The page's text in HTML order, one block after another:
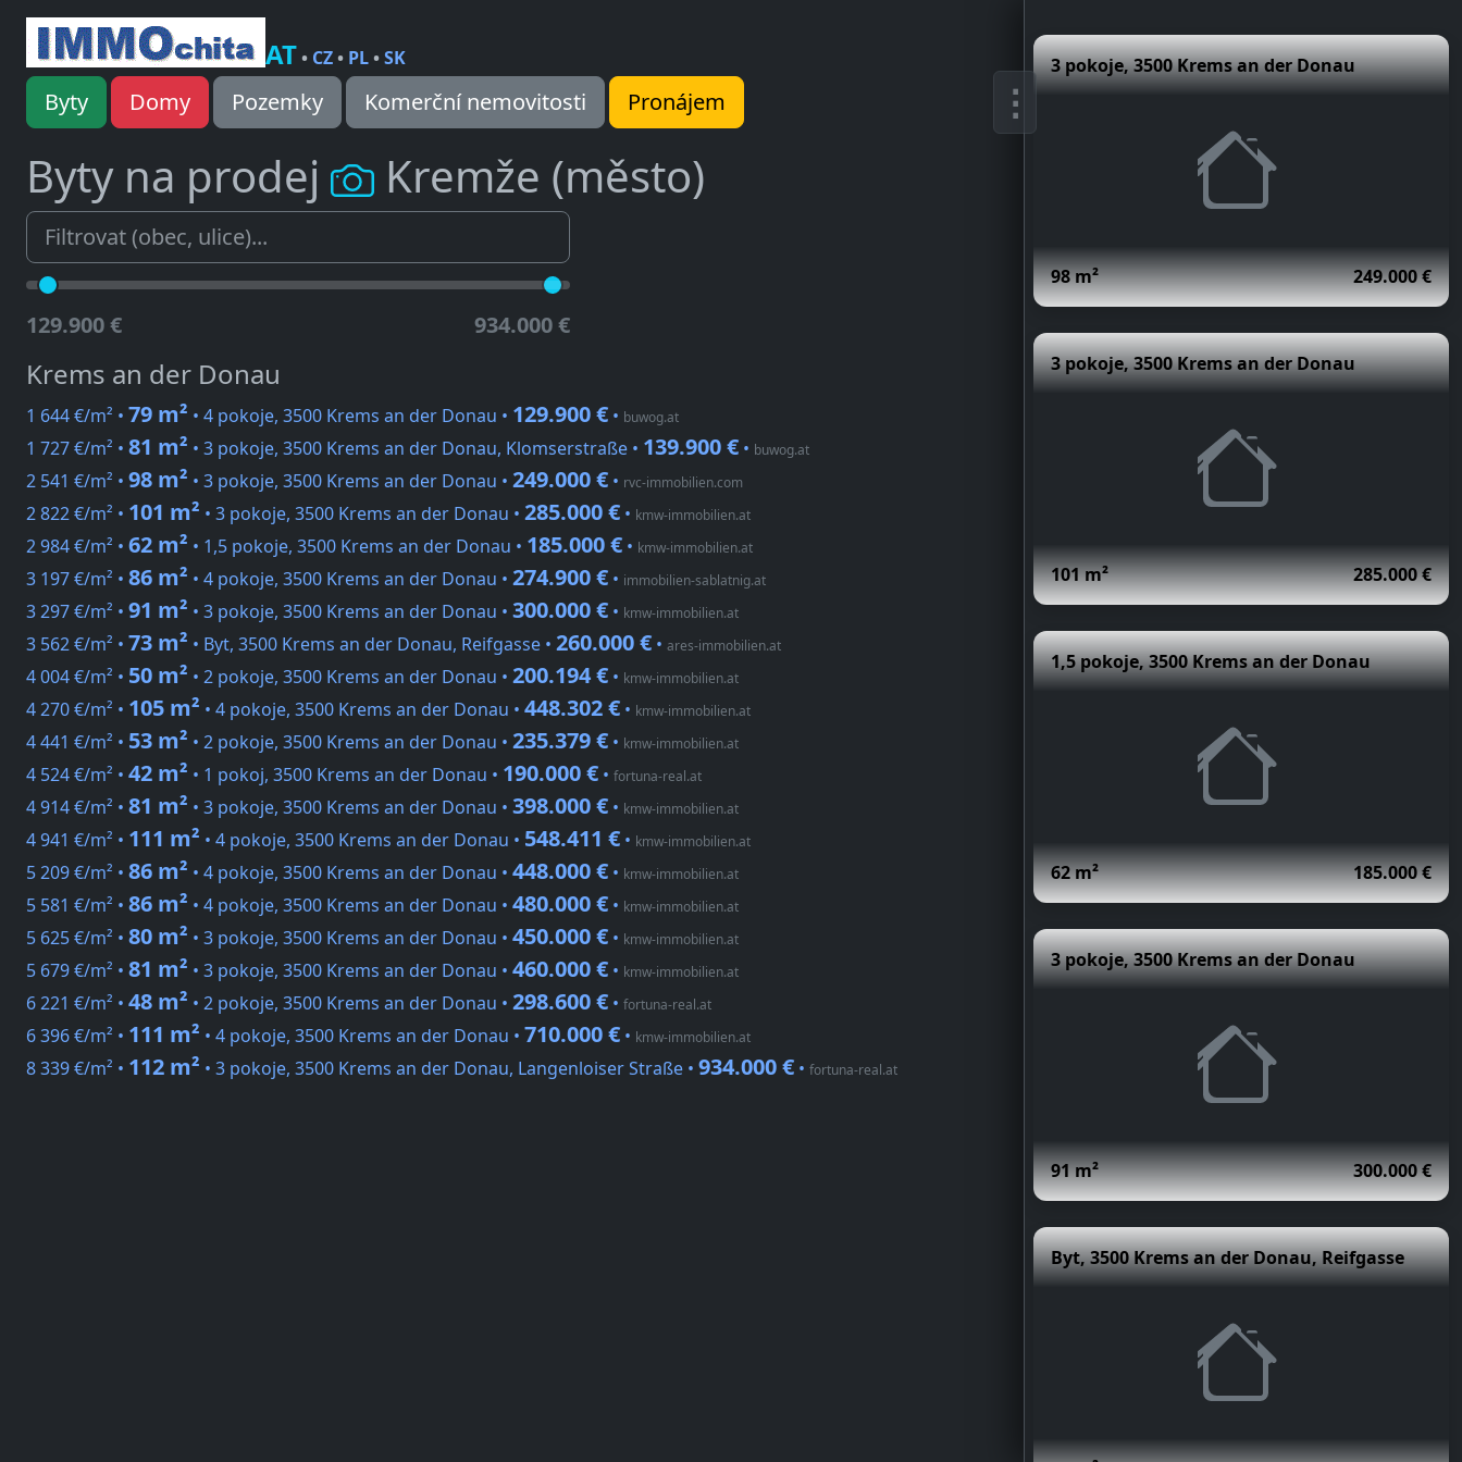
AT• CZ• PL•SK
Byty Domy Pozemky Komerční nemovitosti Pronájem
Byty na prodej Kremže (město)
129.900 € 934.000 €
Krems an der Donau
1 644 €/m² • 79 m² • 4 pokoje, 3500 Krems an der Donau • 129.900 € • buwog.at
1 727 €/m² • 81 m² • 3 pokoje, 3500 Krems an der Donau, Klomserstraße • 139.900 € • buwog.at
2 541 €/m² • 98 m² • 3 pokoje, 3500 Krems an der Donau • 249.000 € • rvc-immobilien.com
2 822 €/m² • 101 m² • 3 pokoje, 3500 Krems an der Donau • 285.000 € • kmw-immobilien.at
2 984 €/m² • 62 m² • 1,5 pokoje, 3500 Krems an der Donau • 185.000 € • kmw-immobilien.at
3 197 €/m² • 86 m² • 4 pokoje, 3500 Krems an der Donau • 274.900 € • immobilien-sablatnig.at
3 297 €/m² • 91 m² • 3 pokoje, 3500 Krems an der Donau • 300.000 € • kmw-immobilien.at
3 562 €/m² • 73 m² • Byt, 3500 Krems an der Donau, Reifgasse • 260.000 € • ares-immobilien.at
4 004 €/m² • 50 m² • 2 pokoje, 3500 Krems an der Donau • 200.194 € • kmw-immobilien.at
4 270 €/m² • 105 m² • 4 pokoje, 3500 Krems an der Donau • 448.302 € • kmw-immobilien.at
4 441 €/m² • 53 m² • 2 pokoje, 3500 Krems an der Donau • 235.379 € • kmw-immobilien.at
4 524 €/m² • 42 m² • 1 pokoj, 3500 Krems an der Donau • 190.000 € • fortuna-real.at
4 914 €/m² • 81 m² • 3 pokoje, 3500 Krems an der Donau • 398.000 € • kmw-immobilien.at
4 941 €/m² • 111 m² • 4 pokoje, 3500 Krems an der Donau • 548.411 € • kmw-immobilien.at
5 209 €/m² • 86 m² • 4 pokoje, 3500 Krems an der Donau • 448.000 € • kmw-immobilien.at
5 581 €/m² • 86 m² • 4 pokoje, 3500 Krems an der Donau • 480.000 € • kmw-immobilien.at
5 625 €/m² • 80 m² • 3 pokoje, 3500 Krems an der Donau • 450.000 € • kmw-immobilien.at
5 679 €/m² • 81 m² • 3 pokoje, 3500 Krems an der Donau • 460.000 € • kmw-immobilien.at
6 221 €/m² • 48 m² • 2 pokoje, 3500 Krems an der Donau • 298.600 € • fortuna-real.at
6 396 €/m² • 111 m² • 4 pokoje, 3500 Krems an der Donau • 710.000 € • kmw-immobilien.at
8 339 €/m² • 112 m² • 3 pokoje, 3500 Krems an der Donau, Langenloiser Straße • 934.000 € • fortuna-real.at